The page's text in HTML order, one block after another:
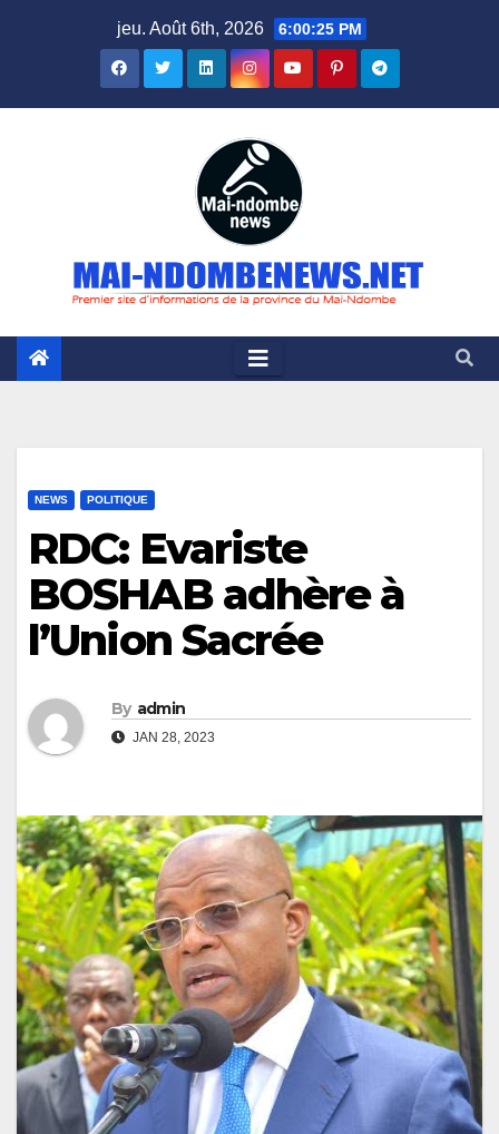
jeu. Août 6th, 2026 6:00:26 PM
NEWS POLITIQUE
RDC: Evariste
BOSHAB adhère à
l’Union Sacrée
By admin
JAN 28, 2023